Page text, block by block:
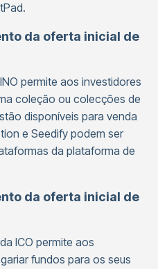
da oferta inicial de
permite aos investidores
coleção ou colecções de
disponíveis para venda
e Seedify podem ser
da plataforma de
da oferta inicial de
ICO permite aos
fundos para os seus